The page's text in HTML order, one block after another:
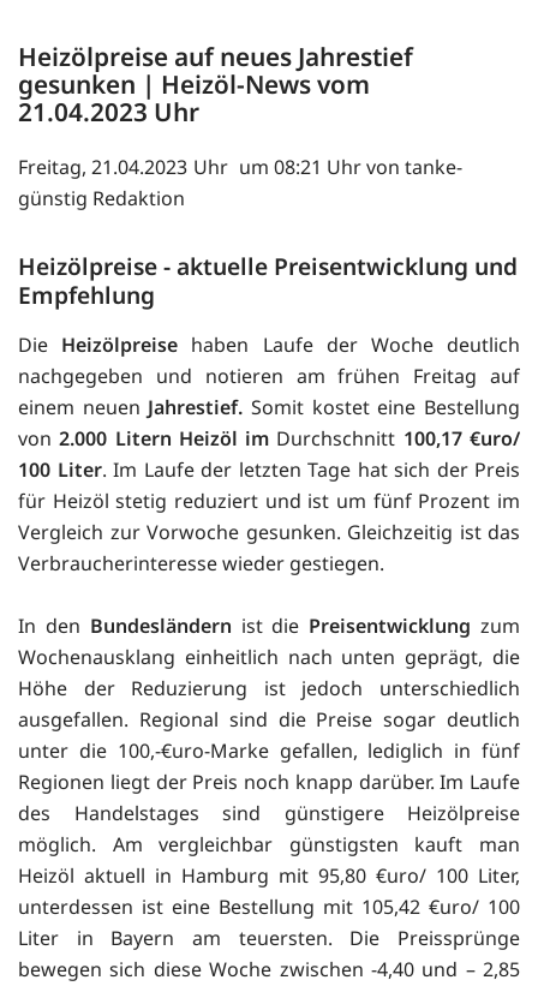
Heizölpreise auf neues Jahrestief
gesunken | Heizöl-News vom
21.04.2023
Freitag, 21.04.2023
um 08:21 Uhr von tanke-
günstig Redaktion
Heizölpreise - aktuelle Preisentwicklung und
Empfehlung
Die Heizölpreise haben Laufe der Woche deutlich
nachgegeben und notieren am frühen Freitag auf
einem neuen Jahrestief. Somit kostet eine Bestellung
von2.000 Litern Heizöl im Durchschnitt 100,17 €uro/
100 Liter. Im Laufe der letzten Tage hat sich der Preis
für Heizöl stetig reduziert und ist um fünf Prozent im
Vergleich zur Vorwoche gesunken. Gleichzeitig ist das
Verbraucherinteresse wieder gestiegen.
In den Bundesländern ist die Preisentwicklung zum
Wochenausklang einheitlich nach unten geprägt, die
Höhe der Reduzierung ist jedoch unterschiedlich
ausgefallen. Regional sind die Preise sogar deutlich
unter die 100,-€uro-Marke gefallen, lediglich in fünf
Regionen liegt der Preis noch knapp darüber. Im Laufe
des Handelstages sind günstigere Heizölpreise
möglich. Am vergleichbar günstigsten kauft man
Heizöl aktuell in Hamburg mit 95,80 €uro/ 100 Liter,
unterdessen ist eine Bestellung mit 105,42 €uro/ 100
Liter in Bayern am teuersten. Die Preissprünge
bewegen sich diese Woche zwischen -4,40 und – 2,85